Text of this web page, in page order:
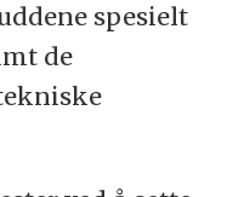
spesielt
de